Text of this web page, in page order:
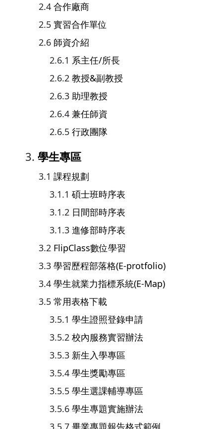
合作廠商
實習合作單位
師資介紹
系主任/所長
教授&副教授
助理教授
兼任師資
行政團隊
學生專區
課程規劃
碩士班時序表
日間部時序表
進修部時序表
FlipClass數位學習
學習歷程部落格(E-protfolio)
學生就業力指標系統(E-Map)
常用表格下載
學生證照登錄申請
校內服務實習辦法
新生入學專區
學生獎勵專區
學生選課輔導專區
學生專題實施辦法
畢業專題報告格式範例